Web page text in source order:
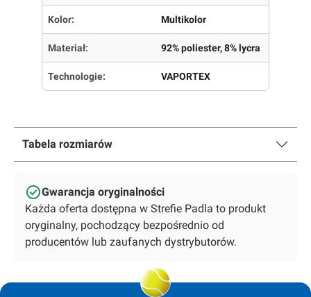
Kolor: Multikolor
Materiał: 92% poliester, 8% lycra
Technologie: VAPORTEX
Tabela rozmiarów
Gwarancja oryginalności
Każda oferta dostępna w Strefie Padla to produkt
oryginalny, pochodzący bezpośrednio od
producentów lub zaufanych dystrybutorów.